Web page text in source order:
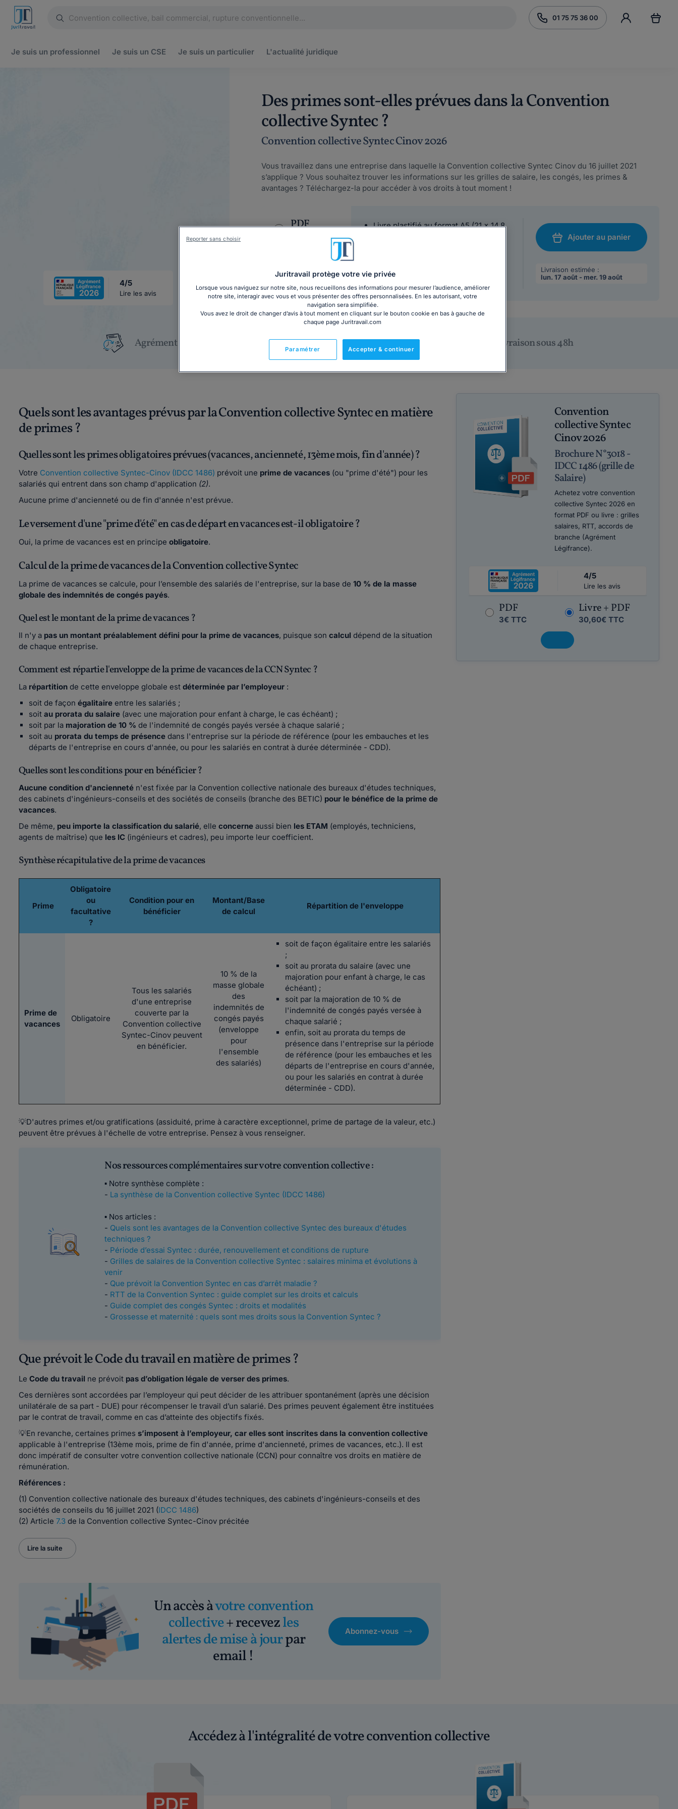
01 75 75 36 00
Je suis un professionnel Je suis un CSE Je suis un particulier L'actualité juridique
4/5
Lire les avis
Des primes sont-elles prévues dans la Convention
collective Syntec ?
Convention collective Syntec Cinov 2026
Vous travaillez dans une entreprise dans laquelle la Convention collective Syntec Cinov du 16 juillet 2021
s’applique ? Vous souhaitez trouver les informations sur les grilles de salaire, les congés, les primes &
avantages ? Téléchargez-la pour accéder à vos droits à tout moment !
PDF
Livre + PDF
30,60€ TTC
Livre plastifié au format A5 (21 x 14,8
Expédition en 24/48h max par
Chronopost
Ajouter au panier
Livraison estimée :
lun. 17 août - mer. 19 août
Agrément Légifrance Fabriqué en France Livraison sous 48h
Quels sont les avantages prévus par la Convention collective Syntec en matière
de primes ?
Quelles sont les primes obligatoires prévues (vacances, ancienneté, 13ème mois, fin d'année) ?
Votre Convention collective Syntec-Cinov (IDCC 1486) prévoit une prime de vacances (ou "prime d'été") pour les
salariés qui entrent dans son champ d'application (2).
Aucune prime d'ancienneté ou de fin d'année n'est prévue.
Le versement d'une "prime d'été" en cas de départ en vacances est-il obligatoire ?
Oui, la prime de vacances est en principe obligatoire.
Calcul de la prime de vacances de la Convention collective Syntec
La prime de vacances se calcule, pour l’ensemble des salariés de l'entreprise, sur la base de 10 % de la masse
globale des indemnités de congés payés.
Quel est le montant de la prime de vacances ?
Il n'y a pas un montant préalablement défini pour la prime de vacances, puisque son calcul dépend de la situation
de chaque entreprise.
Comment est répartie l'enveloppe de la prime de vacances de la CCN Syntec ?
La répartition de cette enveloppe globale est déterminée par l’employeur :
soit de façon égalitaire entre les salariés ;
soit au prorata du salaire (avec une majoration pour enfant à charge, le cas échéant) ;
soit par la majoration de 10 % de l'indemnité de congés payés versée à chaque salarié ;
soit au prorata du temps de présence dans l'entreprise sur la période de référence (pour les embauches et les
départs de l'entreprise en cours d'année, ou pour les salariés en contrat à durée déterminée - CDD).
Quelles sont les conditions pour en bénéficier ?
Aucune condition d'ancienneté n'est fixée par la Convention collective nationale des bureaux d'études techniques,
des cabinets d'ingénieurs-conseils et des sociétés de conseils (branche des BETIC) pour le bénéfice de la prime de
vacances.
De même, peu importe la classification du salarié, elle concerne aussi bien les ETAM (employés, techniciens,
agents de maîtrise) que les IC (ingénieurs et cadres), peu importe leur coefficient.
Synthèse récapitulative de la prime de vacances
Prime
Obligatoire
ou
facultative
?
Condition pour en
bénéficier
Montant/Base
de calcul
Répartition de l'enveloppe
Prime de
vacances
Obligatoire
Tous les salariés
d'une entreprise
couverte par la
Convention collective
Syntec-Cinov peuvent
en bénéficier.
10 % de la
masse globale
des
indemnités de
congés payés
(enveloppe
pour
l'ensemble
des salariés)
soit de façon égalitaire entre les salariés
;
soit au prorata du salaire (avec une
majoration pour enfant à charge, le cas
échéant) ;
soit par la majoration de 10 % de
l'indemnité de congés payés versée à
chaque salarié ;
enfin, soit au prorata du temps de
présence dans l'entreprise sur la période
de référence (pour les embauches et les
départs de l'entreprise en cours d'année,
ou pour les salariés en contrat à durée
déterminée - CDD).
💡D'autres primes et/ou gratifications (assiduité, prime à caractère exceptionnel, prime de partage de la valeur, etc.)
peuvent être prévues à l'échelle de votre entreprise. Pensez à vous renseigner.
Nos ressources complémentaires sur votre convention collective :
▪ Notre synthèse complète :
- La synthèse de la Convention collective Syntec (IDCC 1486)
▪ Nos articles :
- Quels sont les avantages de la Convention collective Syntec des bureaux d'études
techniques ?
- Période d’essai Syntec : durée, renouvellement et conditions de rupture
- Grilles de salaires de la Convention collective Syntec : salaires minima et évolutions à
venir
- Que prévoit la Convention Syntec en cas d’arrêt maladie ?
- RTT de la Convention Syntec : guide complet sur les droits et calculs
- Guide complet des congés Syntec : droits et modalités
- Grossesse et maternité : quels sont mes droits sous la Convention Syntec ?
Que prévoit le Code du travail en matière de primes ?
Le Code du travail ne prévoit pas d’obligation légale de verser des primes.
Ces dernières sont accordées par l’employeur qui peut décider de les attribuer spontanément (après une décision
unilatérale de sa part - DUE) pour récompenser le travail d’un salarié. Des primes peuvent également être instituées
par le contrat de travail, comme en cas d’atteinte des objectifs fixés.
💡En revanche, certaines primes s’imposent à l’employeur, car elles sont inscrites dans la convention collective
applicable à l'entreprise (13ème mois, prime de fin d'année, prime d'ancienneté, primes de vacances, etc.). Il est
donc impératif de consulter votre convention collective nationale (CCN) pour connaître vos droits en matière de
rémunération.
Références :
(1) Convention collective nationale des bureaux d'études techniques, des cabinets d'ingénieurs-conseils et des
sociétés de conseils du 16 juillet 2021 (IDCC 1486)
(2) Article 7.3 de la Convention collective Syntec-Cinov précitée
Lire la suite
Un accès àvotre convention
collective+ recevezles
alertes de mise à jourpar
email !
Abonnez-vous
Convention
collective Syntec
Cinov 2026
Brochure N°3018 -
IDCC 1486 (grille de
Salaire)
Achetez votre convention
collective Syntec 2026 en
format PDF ou livre : grilles
salaires, RTT, accords de
branche (Agrément
Légifrance).
4/5
Lire les avis
PDF
3€ TTC
Livre + PDF
30,60€ TTC
Accédez à l'intégralité de votre convention collective
Juritravail protège votre vie privée
Lorsque vous naviguez sur notre site, nous recueillons des informations pour mesurer l’audience, améliorer
notre site, interagir avec vous et vous présenter des offres personnalisées. En les autorisant, votre
navigation sera simplifiée.
Vous avez le droit de changer d’avis à tout moment en cliquant sur le bouton cookie en bas à gauche de
chaque page Juritravail.com
Accepter & continuer
Paramétrer
Reporter sans choisir